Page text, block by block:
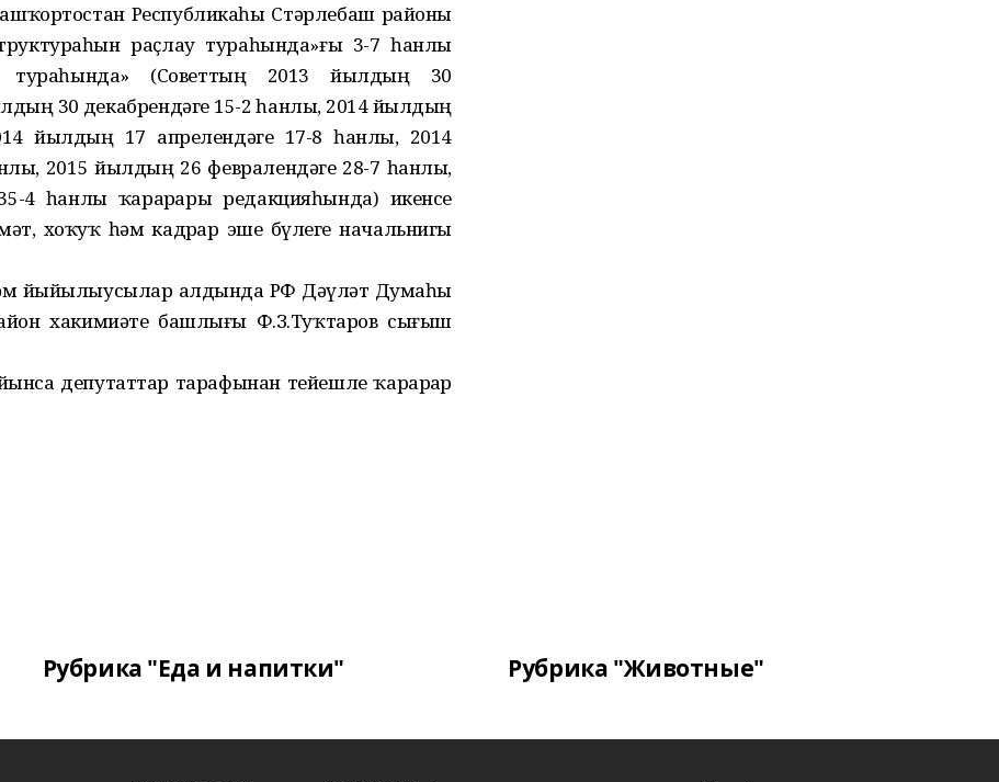
Республикаһы Стәрлебаш районы
раҫлау тураһында»ғы 3-7 һанлы
тураһында» (Советтың 2013 йылдың 30
30 декабрендәге 15-2 һанлы, 2014 йылдың
йылдың 17 апрелендәге 17-8 һанлы, 2014
2015 йылдың 26 февралендәге 28-7 һанлы,
4 һанлы ҡарарҙары редакцияһында) икенсе
хоҡуҡ һәм кадрҙар эше бүлеге начальнигы
йыйылыусылар алдында РФ Дәүләт Думаһы
хакимиәте башлығы Ф.З.Туҡтаров сығыш
депутаттар тарафынан тейешле ҡарарҙар
Рубрика "Еда и напитки" Рубрика "Животные"